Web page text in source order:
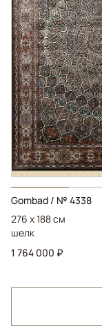
Gombad / № 4338
276 x 188 см
шелк
1 764 000 ₽